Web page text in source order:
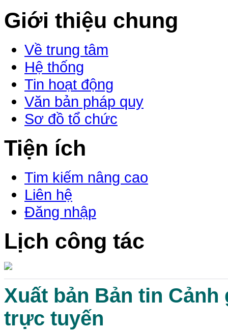
Giới thiệu chung
Về trung tâm
Hệ thống
Tin hoạt động
Văn bản pháp quy
Sơ đồ tổ chức
Tiện ích
Tim kiếm nâng cao
Liên hệ
Đăng nhập
Lịch công tác
Xuất bản Bản tin
trực tuyến